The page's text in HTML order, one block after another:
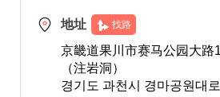
地址 找路
京畿道果川市赛马公园大路
（注岩洞）
경기도 과천시 경마공원대